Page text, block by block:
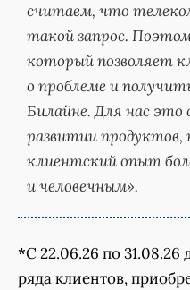
считаем, что
такой запрос.
который позволяет
о проблеме и
Билайне. Для нас это
развитии
клиентский опыт
и человечным».
*С 22.06.26 по 31.08.26
ряда клиентов,